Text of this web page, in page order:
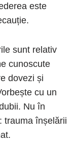
este
sunt relativ
cunoscute
dovezi și
cu un
Nu în
trauma înșelării